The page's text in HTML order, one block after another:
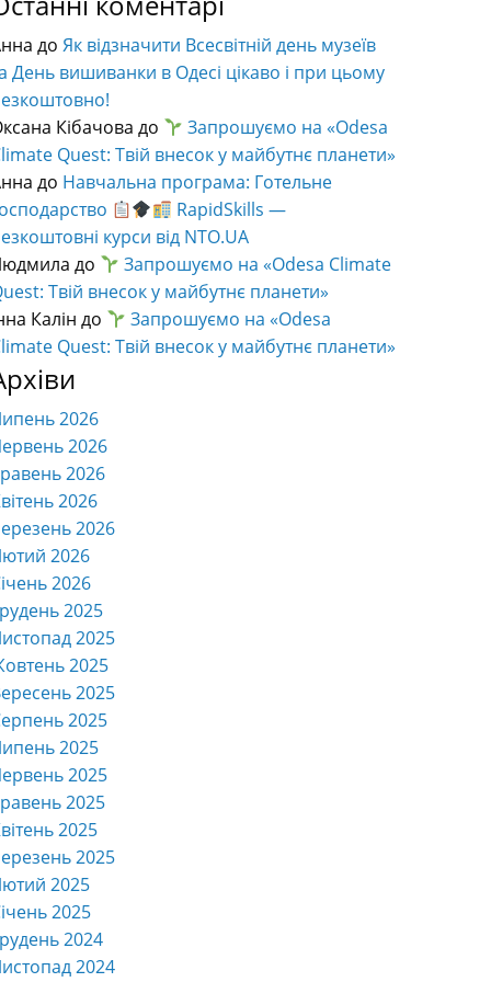
доЯк відзначити Всесвітній день музеїв
День вишиванки в Одесі цікаво і при цьому
Кібачова до
Запрошуємо на «Odesa
Quest: Твій внесок у майбутнє планети»
до Навчальна програма: Готельне
RapidSkills —
курси від NTO.UA
до
Запрошуємо на «Odesa Climate
Твій внесок у майбутнє планети»
Калін до
Запрошуємо на «Odesa
Quest: Твій внесок у майбутнє планети»
2026
2026
2026
2026
2026
2026
2026
2025
2025
2025
2025
2025
2025
2025
2025
2025
2025
2025
2025
2024
2024